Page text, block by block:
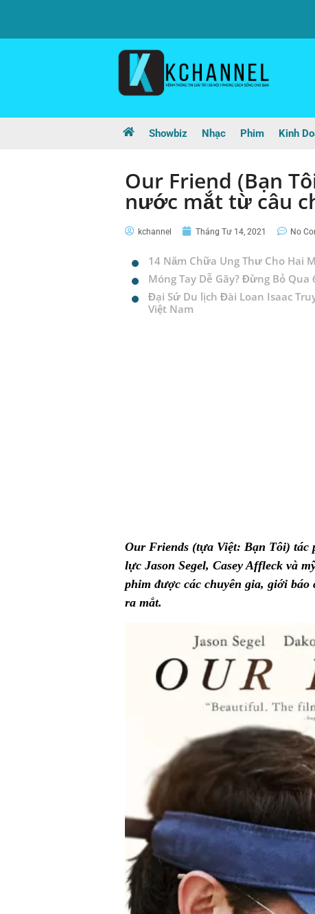
Showbiz Nhạc Phim Kinh
Our Friend (Bạn
nước mắt từ câu
kchannel Tháng Tư 14, 2021 No
14 Năm Chữa Ung Thư Cho Hai
Móng Tay Dễ Gãy? Đừng Bỏ
Đại Sứ Du lịch Đài Loan Isaac
Việt Nam
Our Friends (tựa Việt: Bạn Tôi) tác
lực Jason Segel, Casey Affleck và
phim được các chuyên gia, giới
ra mắt.